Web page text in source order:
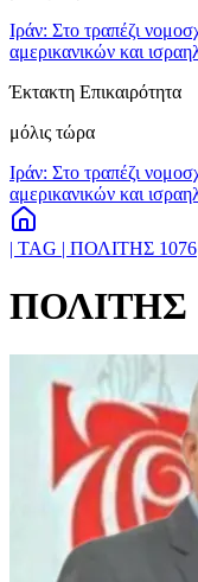
Ιράν: Στο τραπέζι
αμερικανικών και
Έκτακτη Επικαιρότητα
μόλις τώρα
Ιράν: Στο τραπέζι
αμερικανικών και
| TAG | ΠΟΛΙΤΗΣ 1076
ΠΟΛΙΤΗΣ